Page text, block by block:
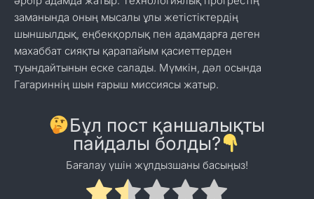
заманында оның мысалы ұлы жетістіктердің
шыншылдық, еңбекқорлық пен адамдарға деген
махаббат сияқты қарапайым қасиеттерден
туындайтынын еске салады. Мүмкін, дәл осында
Гагариннің шын ғарыш миссиясы жатыр.
Бұл пост қаншалықты
пайдалы болды?
Бағалау үшін жұлдызшаны басыңыз!